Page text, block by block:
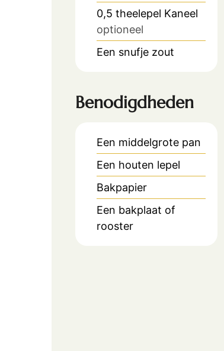
0,5 theelepel Kaneel
optioneel
Een snufje zout
Benodigdheden
Een middelgrote pan
Een houten lepel
Bakpapier
Een bakplaat of
rooster